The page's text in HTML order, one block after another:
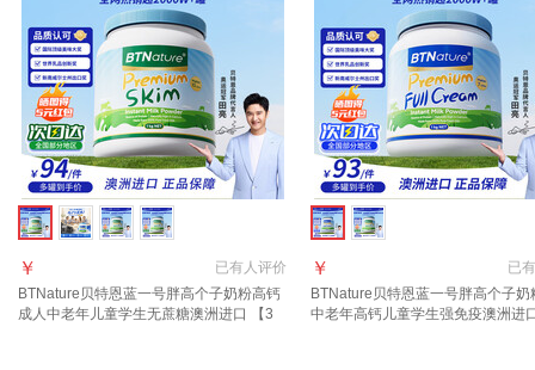
已有人评价
￥
BTNature贝特恩蓝一号胖高个子奶粉高钙
成人中老年儿童学生无蔗糖澳洲进口 【3
已有
￥
BTNature贝特恩蓝一号胖高个子奶
中老年高钙儿童学生强免疫澳洲进